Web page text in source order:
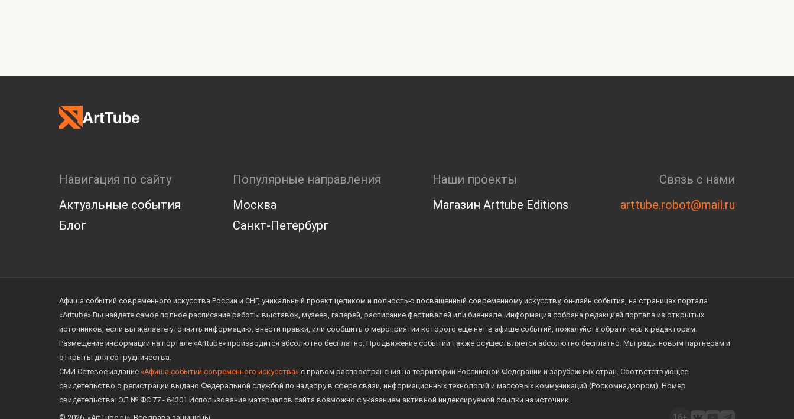
Навигация по сайту
Актуальные события
Блог
Популярные направления
Москва
Санкт-Петербург
Наши проекты
Магазин Arttube Editions
Связь с нами
arttube.robot@mail.ru
Афиша событий современного искусства России и СНГ, уникальный проект целиком и полностью посвященный современному искусству, он-лайн события, на страницах портала
«Arttube» Вы найдете самое полное расписание работы выставок, музеев, галерей, расписание фестивалей или биеннале. Информация собрана редакцией портала из открытых
источников, если вы желаете уточнить информацию, внести правки, или сообщить о мероприятии которого еще нет в афише событий, пожалуйста обратитесь к редакторам.
Размещение информации на портале «Arttube» производится абсолютно бесплатно. Продвижение событий также осуществляется абсолютно бесплатно. Мы рады новым партнерам и
открыты для сотрудничества.
СМИ Сетевое издание «Афиша событий современного искусства» с правом распространения на территории Российской Федерации и зарубежных стран. Соответствующее
свидетельство о регистрации выдано Федеральной службой по надзору в сфере связи, информационных технологий и массовых коммуникаций (Роскомнадзором). Номер
свидетельства: ЭЛ № ФС 77 - 64301 Использование материалов сайта возможно с указанием активной индексируемой ссылки на источник.
© 2026. «ArtTube.ru». Все права защищены.